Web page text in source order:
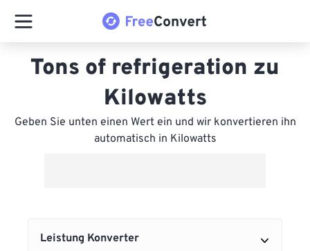
Tons of refrigeration zu
Kilowatts
Geben Sie unten einen Wert ein und wir konvertieren ihn
automatisch in Kilowatts